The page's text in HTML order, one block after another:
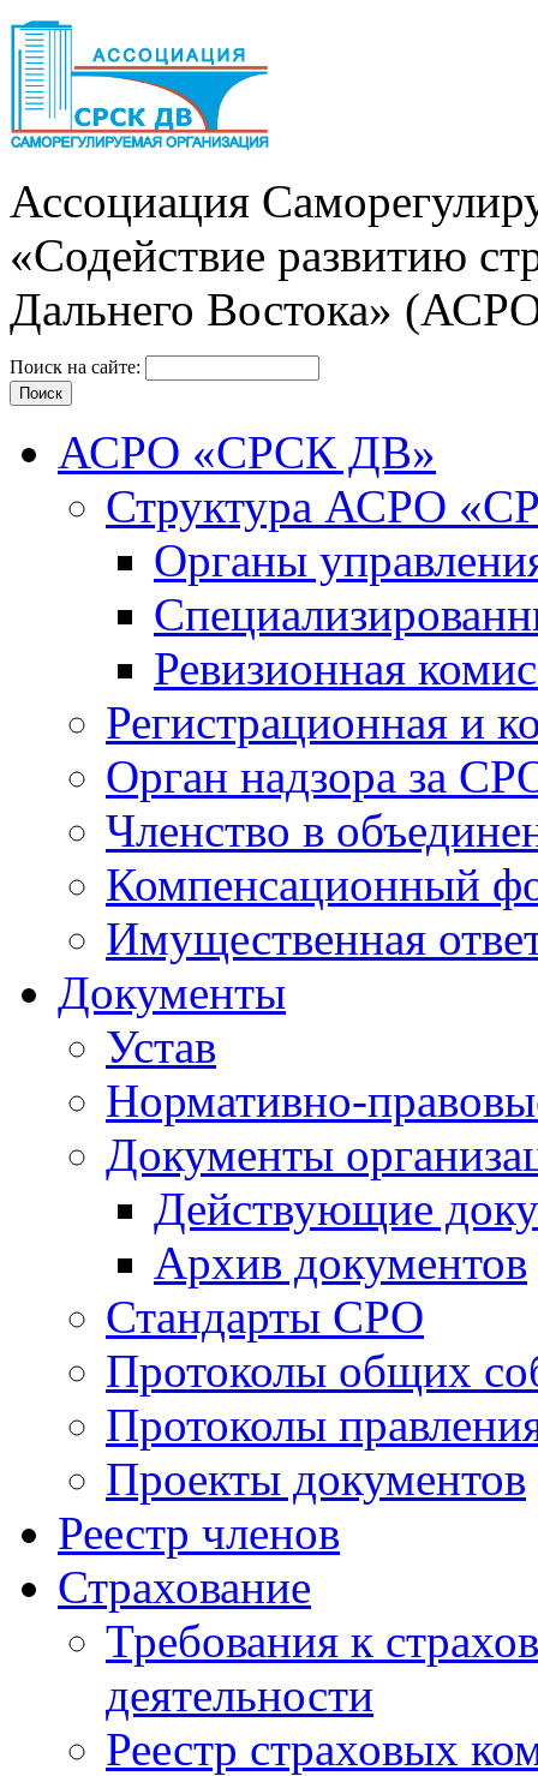
Ассоциация
«Содействие развитию
Дальнего Востока»
Поиск на сайте:
АСРО «СРСК ДВ»
Структура АСРО
Органы
Ревизионная
Регистрационная и
Орган надзора за
Членство в
Компенсационный
Имущественная
Документы
Устав
Нормативно-
Документы
Действующие
Архив документов
Стандарты СРО
Протоколы общих
Протоколы
Проекты документов
Реестр членов
Страхование
Требования к
деятельности
Реестр страховых